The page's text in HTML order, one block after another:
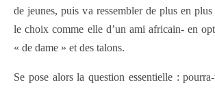
de jeunes, puis va ressembler de plus en
le choix comme elle d’un ami africain- en
« de dame » et des talons.
Se pose alors la question essentielle :